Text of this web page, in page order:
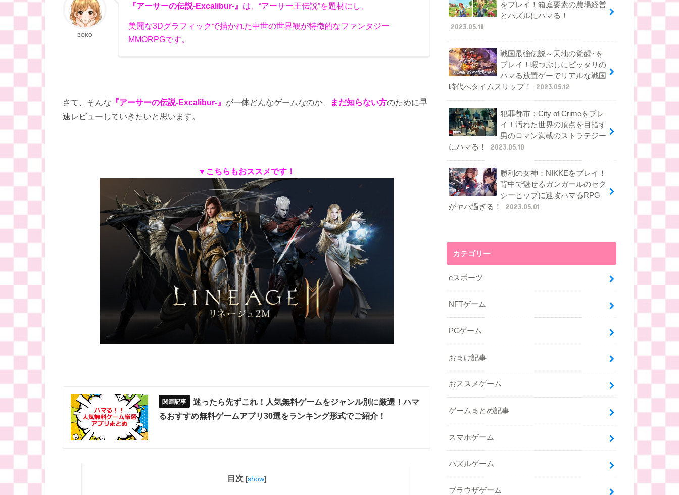
BOKO
『アーサーの伝説-Excalibur- 』 は、“アーサー王伝説”を題材にし、
美麗な3Dグラフィックで描かれた中世の世界観が特徴的なファンタジー
MMORPGです。
さて、そんな 『アーサーの伝説-Excalibur-』 が一体どんなゲームなのか、 まだ知らない方のために早
速レビューしていきたいと思います。
▼こちらもおススメです！
迷ったら先ずこれ！人気無料ゲームをジャンル別に厳選！ハマ
るおすすめ無料ゲームアプリ30選をランキング形式でご紹介！
目次 [show]
をプレイ！箱庭要素の農場経営
とパズルにハマる！
2023.05.18
戦国最強伝説～天地の覚醒~を
プレイ！暇つぶしにピッタリの
ハマる放置ゲーでリアルな戦国
時代へタイムスリップ！
2023.05.12
犯罪都市：City of Crimeをプレ
イ！汚れた世界の頂点を目指す
男のロマン満載のストラテジー
にハマる！
2023.05.10
勝利の女神：NIKKEをプレイ！
背中で魅せるガンガールのセク
シーヒップに速攻ハマるRPG
がヤバ過ぎる！
2023.05.01
カテゴリー
eスポーツ
NFTゲーム
PCゲーム
おまけ記事
おススメゲーム
ゲームまとめ記事
スマホゲーム
パズルゲーム
ブラウザゲーム